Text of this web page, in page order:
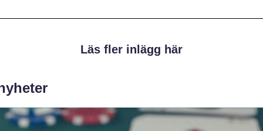
Läs fler inlägg här